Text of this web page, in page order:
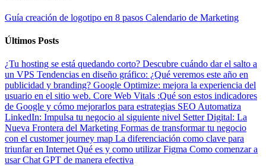
Guía creación de logotipo en 8 pasos Calendario de Marketing
Últimos Posts
¿Tu hosting se está quedando corto? Descubre cuándo dar el salto a
un VPS Tendencias en diseño gráfico: ¿Qué veremos este año en
publicidad y branding? Google Optimize: mejora la experiencia del
usuario en el sitio web. Core Web Vitals :Qué son estos indicadores
de Google y cómo mejorarlos para estrategias SEO Automatiza
LinkedIn: Impulsa tu negocio al siguiente nivel Setter Digital: La
Nueva Frontera del Marketing Formas de transformar tu negocio
con el customer journey map La diferenciación como clave para
triunfar en Internet Qué es y como utilizar Figma Como comenzar a
usar Chat GPT de manera efectiva